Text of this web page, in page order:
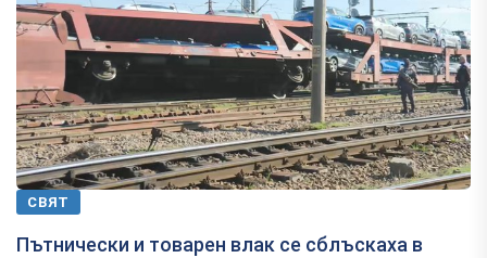
СВЯТ
Пътнически и товарен влак се сблъскаха в